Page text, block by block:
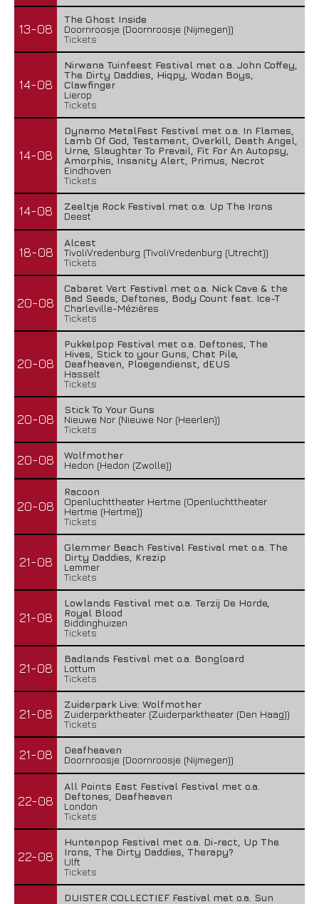
13-08
The Ghost Inside
Doornroosje (Doornroosje (Nijmegen))
Tickets
14-08
Nirwana Tuinfeest Festival met o.a. John Coffey,
The Dirty Daddies, Hiqpy, Wodan Boys,
Clawfinger
Lierop
Tickets
14-08
Dynamo MetalFest Festival met o.a. In Flames,
Lamb Of God, Testament, Overkill, Death Angel,
Urne, Slaughter To Prevail, Fit For An Autopsy,
Amorphis, Insanity Alert, Primus, Necrot
Eindhoven
Tickets
14-08
Zeeltje Rock Festival met o.a. Up The Irons
Deest
18-08
Alcest
TivoliVredenburg (TivoliVredenburg (Utrecht))
Tickets
20-08
Cabaret Vert Festival met o.a. Nick Cave & the
Bad Seeds, Deftones, Body Count feat. Ice-T
Charleville-Mézières
Tickets
20-08
Pukkelpop Festival met o.a. Deftones, The
Hives, Stick to your Guns, Chat Pile,
Deafheaven, Ploegendienst, dEUS
Hasselt
Tickets
20-08
Stick To Your Guns
Nieuwe Nor (Nieuwe Nor (Heerlen))
Tickets
20-08
Wolfmother
Hedon (Hedon (Zwolle))
20-08
Racoon
Openluchttheater Hertme (Openluchttheater
Hertme (Hertme))
Tickets
21-08
Glemmer Beach Festival Festival met o.a. The
Dirty Daddies, Krezip
Lemmer
Tickets
21-08
Lowlands Festival met o.a. Terzij De Horde,
Royal Blood
Biddinghuizen
Tickets
21-08
Badlands Festival met o.a. Bongloard
Lottum
Tickets
21-08
Zuiderpark Live: Wolfmother
Zuiderparktheater (Zuiderparktheater (Den Haag))
Tickets
21-08
Deafheaven
Doornroosje (Doornroosje (Nijmegen))
22-08
All Points East Festival Festival met o.a.
Deftones, Deafheaven
London
Tickets
22-08
Huntenpop Festival met o.a. Di-rect, Up The
Irons, The Dirty Daddies, Therapy?
Ulft
Tickets
DUISTER COLLECTIEF Festival met o.a. Sun